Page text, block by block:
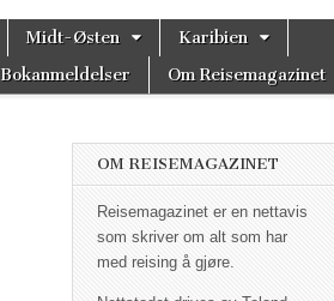
Midt-Østen
Karibien
Bokanmeldelser Om Reisemagazinet
OM REISEMAGAZINET
Reisemagazinet er en nettavis
som skriver om alt som har
med reising å gjøre.